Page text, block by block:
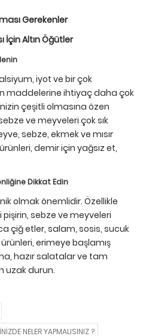
Gerekenler
İçin Altın Öğütler
iyot ve bir çok
maddelerine ihtiyaç daha çok
çeşitli olmasına özen
ve meyveleri çok sık
sebze, ekmek ve mısır
demir için yağsız et,
Dikkat Edin
olmak önemlidir. Özellikle
pişirin, sebze ve meyveleri
çiğ etler, salam, sosis, sucuk
erimeye başlamış
hazır salatalar ve tam
uzak durun.
NELER YAPMALISINIZ ?